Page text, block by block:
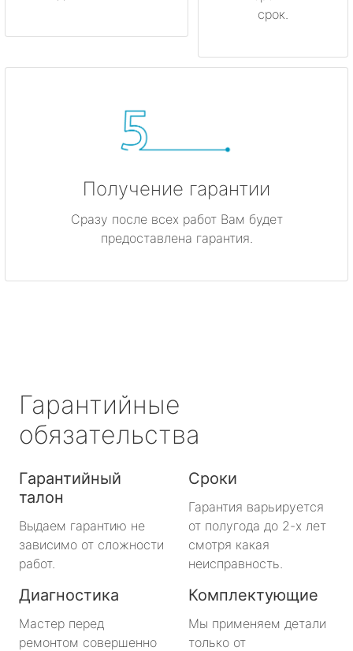
срок.
Получение гарантии
Сразу после всех работ Вам будет
предоставлена гарантия.
Гарантийные
обязательства
Гарантийный
талон
Выдаем гарантию не
зависимо от сложности
работ.
Сроки
Гарантия варьируется
от полугода до 2-х лет
смотря какая
неисправность.
Диагностика
Мастер перед
ремонтом совершенно
Комплектующие
Мы применяем детали
только от